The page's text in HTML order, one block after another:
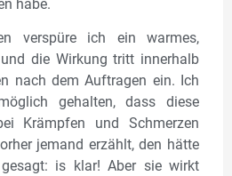
habe.
verspüre ich ein warmes,
die Wirkung tritt innerhalb
nach dem Auftragen ein. Ich
gehalten, dass diese
Krämpfen und Schmerzen
jemand erzählt, den hätte
is klar! Aber sie wirkt